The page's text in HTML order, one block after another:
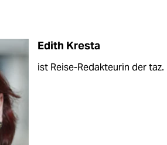
Edith Kresta
ist Reise-Redakteurin der taz.